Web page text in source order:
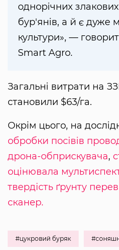
однорічних
бур'янів, а й є дуже
культури», —
Smart Agro.
Загальні витрати на
становили $63/га.
Окрім цього, на
обробки посівів
дрона-обприскувача,
оцінювала
твердість ґрунту
сканер.
#цукровий буряк